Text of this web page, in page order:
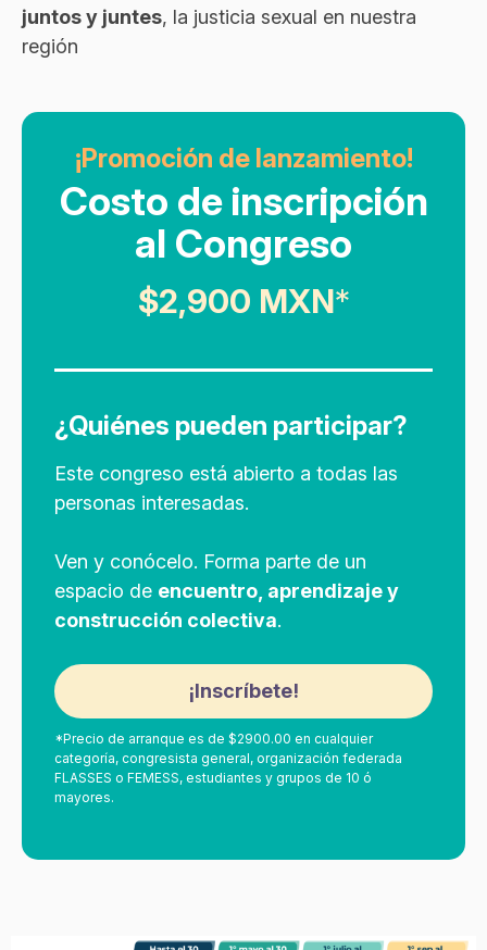
juntos y juntes, la justicia sexual en nuestra
región
¡Promoción de lanzamiento!
Costo de inscripción
al Congreso
$2,900 MXN*
¿Quiénes pueden participar?
Este congreso está abierto a todas las
personas interesadas.
Ven y conócelo. Forma parte de un
espacio de encuentro, aprendizaje y
construcción colectiva.
¡Inscríbete!
*Precio de arranque es de $2900.00 en cualquier
categoría, congresista general, organización federada
FLASSES o FEMESS, estudiantes y grupos de 10 ó
mayores.